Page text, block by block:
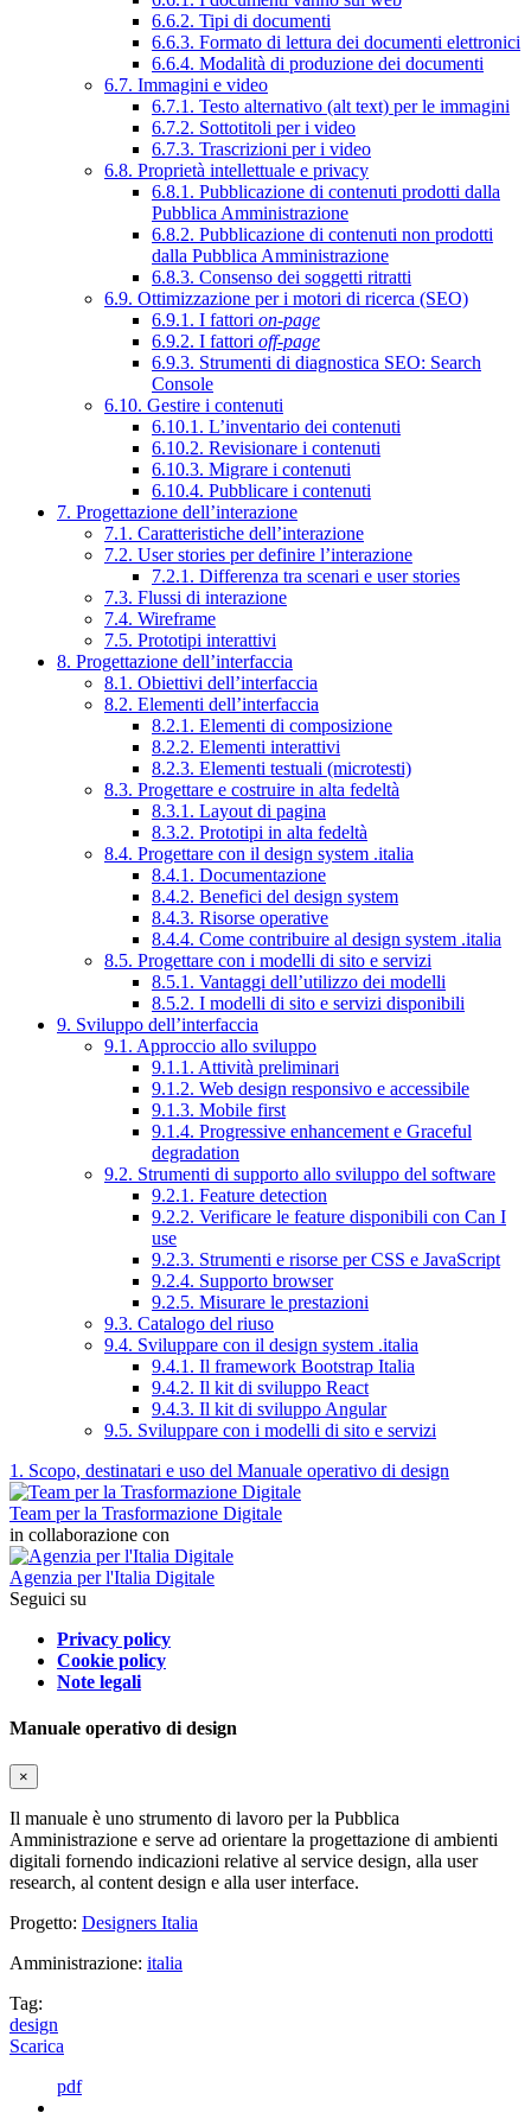
6.6.2. Tipi di documenti
6.6.3. Formato di lettura dei documenti elettronici
6.6.4. Modalità di produzione dei documenti
6.7. Immagini e video
6.7.1. Testo alternativo (alt text) per le immagini
6.7.2. Sottotitoli per i video
6.7.3. Trascrizioni per i video
6.8. Proprietà intellettuale e privacy
6.8.1. Pubblicazione di contenuti prodotti dalla
Pubblica Amministrazione
6.8.2. Pubblicazione di contenuti non prodotti
dalla Pubblica Amministrazione
6.8.3. Consenso dei soggetti ritratti
6.9. Ottimizzazione per i motori di ricerca (SEO)
6.9.1. I fattori on-page
6.9.2. I fattori off-page
6.9.3. Strumenti di diagnostica SEO: Search
Console
6.10. Gestire i contenuti
6.10.1. L’inventario dei contenuti
6.10.2. Revisionare i contenuti
6.10.3. Migrare i contenuti
6.10.4. Pubblicare i contenuti
7. Progettazione dell’interazione
7.1. Caratteristiche dell’interazione
7.2. User stories per definire l’interazione
7.2.1. Differenza tra scenari e user stories
7.3. Flussi di interazione
7.4. Wireframe
7.5. Prototipi interattivi
8. Progettazione dell’interfaccia
8.1. Obiettivi dell’interfaccia
8.2. Elementi dell’interfaccia
8.2.1. Elementi di composizione
8.2.2. Elementi interattivi
8.2.3. Elementi testuali (microtesti)
8.3. Progettare e costruire in alta fedeltà
8.3.1. Layout di pagina
8.3.2. Prototipi in alta fedeltà
8.4. Progettare con il design system .italia
8.4.1. Documentazione
8.4.2. Benefici del design system
8.4.3. Risorse operative
8.4.4. Come contribuire al design system .italia
8.5. Progettare con i modelli di sito e servizi
8.5.1. Vantaggi dell’utilizzo dei modelli
8.5.2. I modelli di sito e servizi disponibili
9. Sviluppo dell’interfaccia
9.1. Approccio allo sviluppo
9.1.1. Attività preliminari
9.1.2. Web design responsivo e accessibile
9.1.3. Mobile first
9.1.4. Progressive enhancement e Graceful
degradation
9.2. Strumenti di supporto allo sviluppo del software
9.2.1. Feature detection
9.2.2. Verificare le feature disponibili con Can I
use
9.2.3. Strumenti e risorse per CSS e JavaScript
9.2.4. Supporto browser
9.2.5. Misurare le prestazioni
9.3. Catalogo del riuso
9.4. Sviluppare con il design system .italia
9.4.1. Il framework Bootstrap Italia
9.4.2. Il kit di sviluppo React
9.4.3. Il kit di sviluppo Angular
9.5. Sviluppare con i modelli di sito e servizi
1. Scopo, destinatari e uso del Manuale operativo di design
Team per la Trasformazione Digitale
in collaborazione con
Agenzia per l'Italia Digitale
Seguici su
Privacy policy
Cookie policy
Note legali
Manuale operativo di design
×
Il manuale è uno strumento di lavoro per la Pubblica
Amministrazione e serve ad orientare la progettazione di ambienti
digitali fornendo indicazioni relative al service design, alla user
research, al content design e alla user interface.
Progetto: Designers Italia
Amministrazione: italia
Tag:
design
Scarica
pdf